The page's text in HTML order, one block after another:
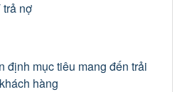
nợ
định mục tiêu mang đến trải
hàng